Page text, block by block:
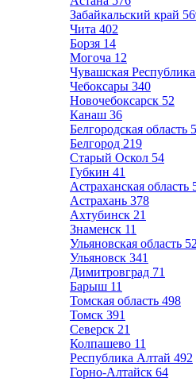
Забайкальский край
Чита 402
Борзя 14
Могоча 12
Чувашская
Чебоксары 340
Новочебоксарск 52
Канаш 36
Белгородская область
Белгород 219
Старый Оскол 54
Губкин 41
Астраханская область
Астрахань 378
Ахтубинск 21
Знаменск 11
Ульяновская область
Ульяновск 341
Димитровград 71
Барыш 11
Томская область 498
Томск 391
Северск 21
Колпашево 11
Республика Алтай 492
Горно-Алтайск 64